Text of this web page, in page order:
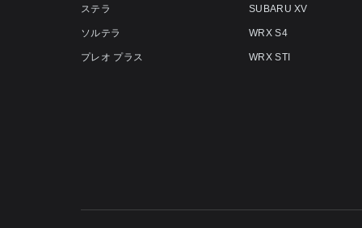
ステラ
ソルテラ
プレオ プラス
SUBARU XV
WRX S4
WRX STI